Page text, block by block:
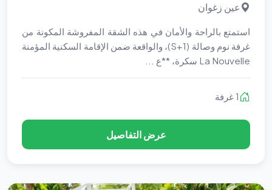
عين زغوان
استمتع بالراحة والأمان في هذه الشقة المفروشة المكونة من
غرفة نوم وصالة (S+1)، والواقعة ضمن الإقامة السكنية المؤمنة
La Nouvelle سكرة، **ع ...
1 غرفة
عرض التفاصيل